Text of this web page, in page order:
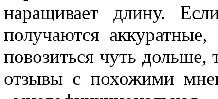
наращивает длину.
получаются
повозиться чуть
отзывы с похожими